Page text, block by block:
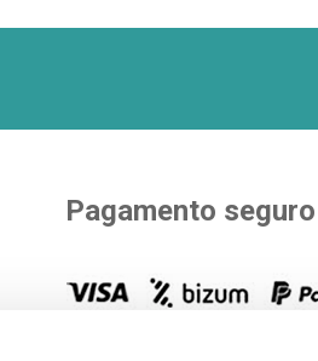
Pagamento seguro